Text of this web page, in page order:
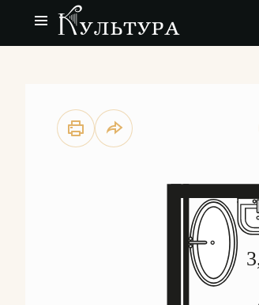
Студия27.54 м Цена по запросу